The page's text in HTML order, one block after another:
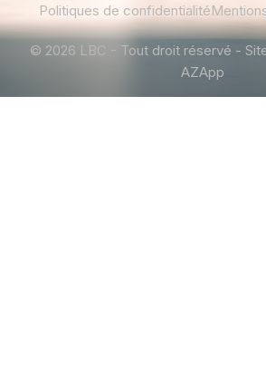
Politiques de confidentialité
© 2026 LBC - Tout droit réservé -
AZApp